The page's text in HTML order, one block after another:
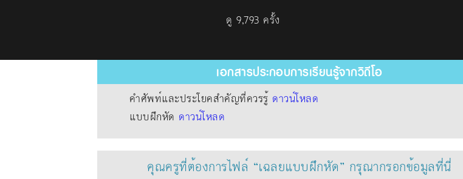
ดู 9,793 ครั้ง
เอกสารประกอบการเรียนรู้จากวิดีโอ
คำศัพท์และประโยคสำคัญที่ควรรู้ ดาวน์โหลด
แบบฝึกหัด ดาวน์โหลด
คุณครูที่ต้องการไฟล์ “เฉลยแบบฝึกหัด” กรุณากรอกข้อมูลที่นี่